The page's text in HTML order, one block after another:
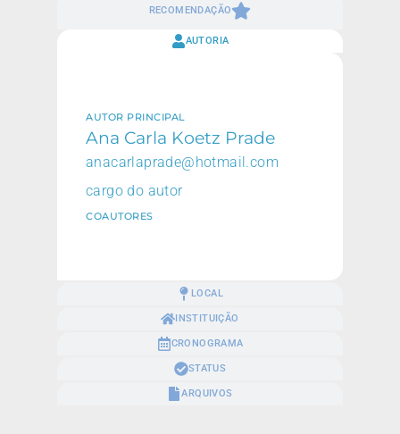
RECOMENDAÇÃO
AUTORIA
LOCAL
INSTITUIÇÃO
CRONOGRAMA
STATUS
ARQUIVOS
AUTOR PRINCIPAL
Ana Carla Koetz Prade
anacarlaprade@hotmail.com
cargo do autor
COAUTORES